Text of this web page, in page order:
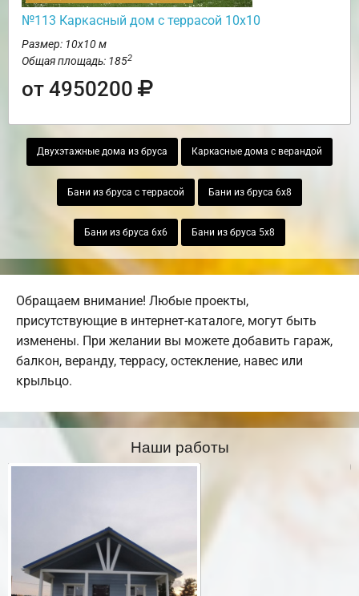
№113 Каркасный дом с террасой 10х10
Размер: 10х10 м
Общая площадь: 1852
от 4950200
Двухэтажные дома из бруса Каркасные дома с верандой
Бани из бруса с террасой Бани из бруса 6х8
Бани из бруса 6х6 Бани из бруса 5х8
Обращаем внимание! Любые проекты,
присутствующие в интернет-каталоге, могут быть
изменены. При желании вы можете добавить гараж,
балкон, веранду, террасу, остекление, навес или
крыльцо.
Наши работы